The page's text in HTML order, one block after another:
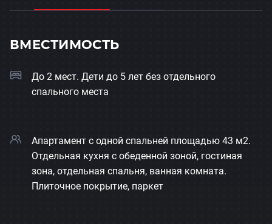
ВМЕСТИМОСТЬ
До 2 мест. Дети до 5 лет без отдельного
спального места
Апартамент с одной спальней площадью 43 м2.
Отдельная кухня с обеденной зоной, гостиная
зона, отдельная спальня, ванная комната.
Плиточное покрытие, паркет